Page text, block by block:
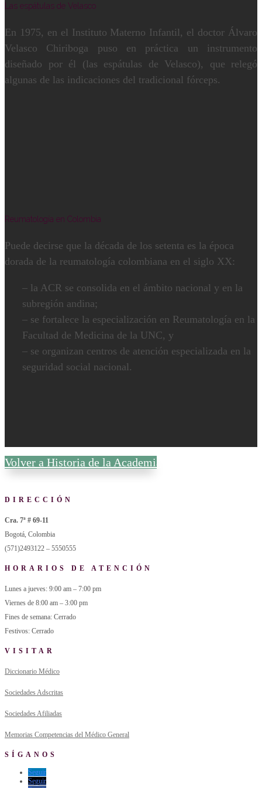
Las espátulas de Velasco
En 1975, en el Instituto Materno Infantil, el doctor Álvaro
Velasco Chiriboga puso en práctica un instrumento
diseñado por él (las espátulas de Velasco), que relegó
algunas de las indicaciones del tradicional fórceps.
Reumatología en Colombia
Puede decirse que la década de los setenta es la época
dorada de la reumatología colombiana en el siglo XX:
– la ACR se consolida en el ámbito nacional y en la
subregión andina;
– se fortalece la especialización en Reumatología en la
Facultad de Medicina de la UNC, y
– se organizan centros de atención especializada en la
seguridad social nacional.
Volver a Historia de la Academia
DIRECCIÓN
Cra. 7ª # 69-11
Bogotá, Colombia
(571)2493122 – 5550555
HORARIOS DE ATENCIÓN
Lunes a jueves: 9:00 am – 7:00 pm
Viernes de 8:00 am – 3:00 pm
Fines de semana: Cerrado
Festivos: Cerrado
VISITAR
Diccionario Médico
Sociedades Adscritas
Sociedades Afiliadas
Memorias Competencias del Médico General
SÍGANOS
Seguir
Seguir